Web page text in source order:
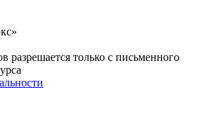
разрешается только с письменного